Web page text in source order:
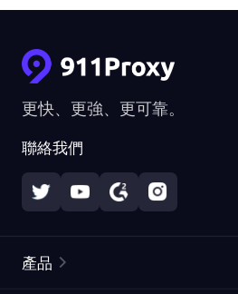
更快、更強、更可靠。
聯絡我們
產品